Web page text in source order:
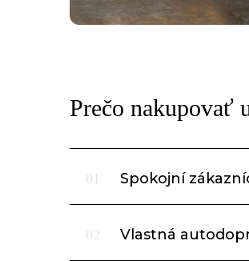
Prečo nakupovať
01 Spokojní
02 Vlastná